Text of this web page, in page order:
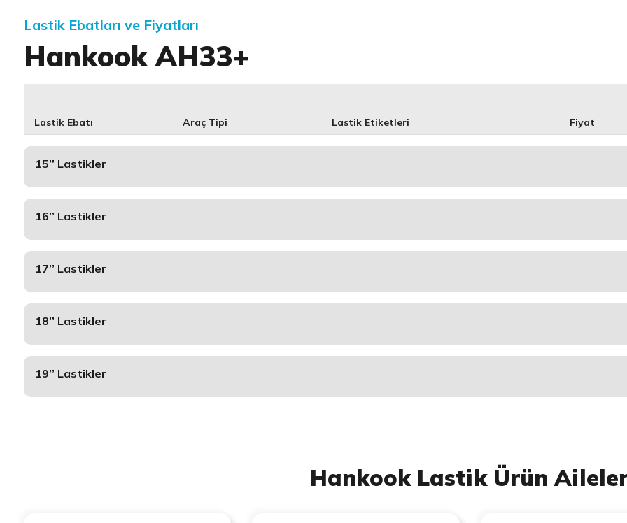
Lastik Ebatları ve Fiyatları
Hankook AH33+
Lastik Ebatı Araç Tipi Lastik Etiketleri Fiyat
15’’ Lastikler
16’’ Lastikler
17’’ Lastikler
18’’ Lastikler
19’’ Lastikler
Hankook Lastik Ürün